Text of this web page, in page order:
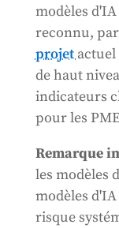
modèles d'IA
reconnu,
projet
de haut
indicateurs
pour les
Remarque
les modèles
modèles
risque